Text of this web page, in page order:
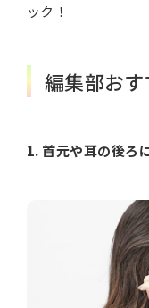
ック！
編集部お
1. 首元や耳の後ろ